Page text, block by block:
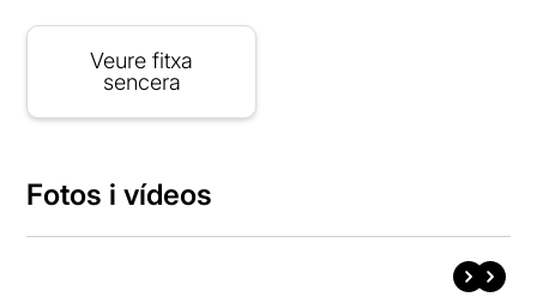
Veure fitxa
sencera
Fotos i vídeos